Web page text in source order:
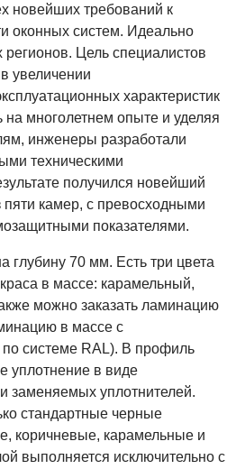
новейших требований к
оконных систем. Идеально
Цель специалистов
увеличении
характеристик
многолетнем опыте и уделяя
инженеры разработали
техническими
получился новейший
камер, с превосходными
показателями.
глубину 70 мм. Есть три цвета
в массе: карамельный,
можно заказать ламинацию
в массе с
системе RAL). В профиль
уплотнение в виде
заменяемых уплотнителей.
стандартные черные
коричневые, карамельные и
выполняется исключительно с